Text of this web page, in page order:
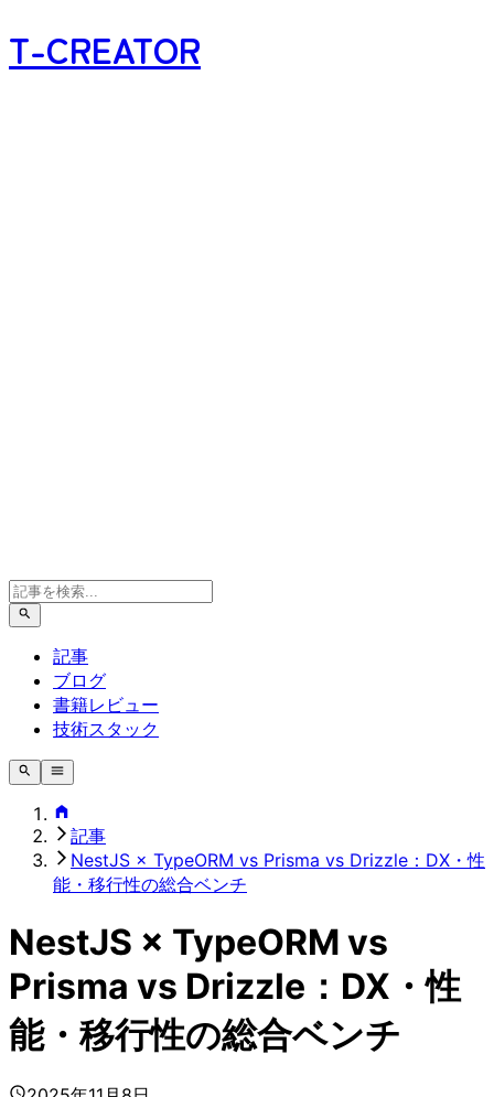
T-CREATOR
記事
ブログ
書籍レビュー
技術スタック
記事
NestJS × TypeORM vs Prisma vs Drizzle：DX・性
能・移行性の総合ベンチ
NestJS × TypeORM vs
Prisma vs Drizzle：DX・性
能・移行性の総合ベンチ